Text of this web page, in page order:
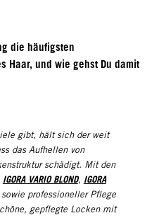
die häufigsten
Haar, und wie gehst Du damit
gibt, hält sich der weit
das Aufhellen von
schädigt. Mit den
IGORA VARIO BLOND, IGORA
professioneller Pflege
gepflegte Locken mit